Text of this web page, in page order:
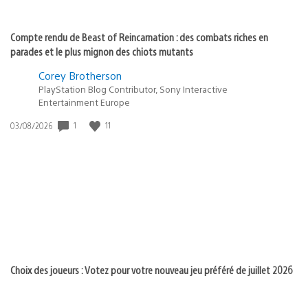
Compte rendu de Beast of Reincarnation : des combats riches en
parades et le plus mignon des chiots mutants
Corey Brotherson
PlayStation Blog Contributor, Sony Interactive
Entertainment Europe
Date
03/08/2026 1 11
Choix des joueurs : Votez pour votre nouveau jeu préféré de juillet 2026